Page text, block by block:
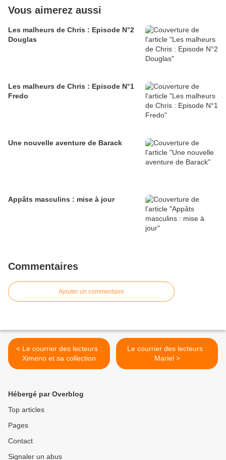
Vous aimerez aussi
Les malheurs de Chris : Episode N°2
Douglas
Les malheurs de Chris : Episode N°1
Fredo
Une nouvelle aventure de Barack
Appâts masculins : mise à jour
Commentaires
Ajouter un commentaire
< Le courrier des lecteurs :
Ximeno et sa collection
Le courrier des lecteurs :
Mariel >
Hébergé par Overblog
Top articles
Pages
Contact
Signaler un abus